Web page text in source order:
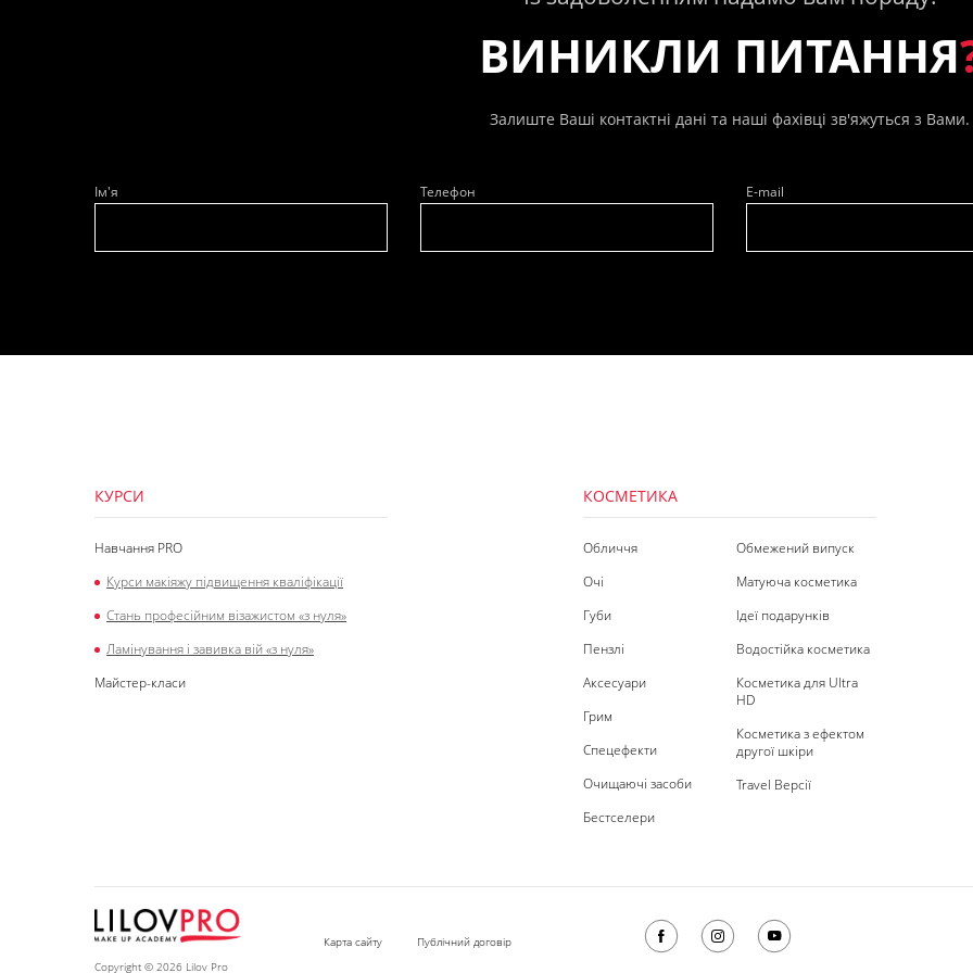
ВИНИКЛИ ПИТАННЯ
Залиште Ваші контактні дані та наші фахівці зв'яжуться з Вами.
Ім'я Телефон
E-mail
КУРСИ
Навчання PRO
Курси макіяжу підвищення кваліфікації
Стань професійним візажистом «з нуля»
Ламінування і завивка вій «з нуля»
Майстер-класи
КОСМЕТИКА
Обличчя
Очі
Губи
Пензлі
Аксесуари
Грим
Спецефекти
Очищаючі засоби
Бестселери
Обмежений випуск
Матуюча косметика
Ідеї подарунків
Водостійка косметика
Косметика для Ultra
HD
Косметика з ефектом
другої шкіри
Travel Версії
Copyright © 2026 Lilov Pro
Карта сайту Публічний договір